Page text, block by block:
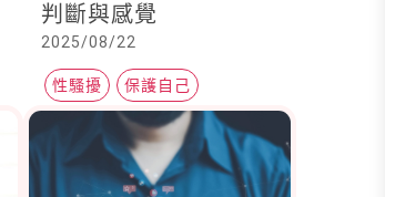
判斷與感覺
2025/08/22
性騷擾 保護自己